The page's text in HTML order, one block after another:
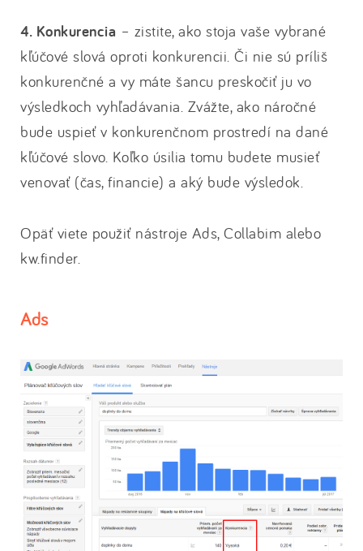
4. Konkurencia – zistite, ako stoja vaše vybrané
kľúčové slová oproti konkurencii. Či nie sú príliš
konkurenčné a vy máte šancu preskočiť ju vo
výsledkoch vyhľadávania. Zvážte, ako náročné
bude uspieť v konkurenčnom prostredí na dané
kľúčové slovo. Koľko úsilia tomu budete musieť
venovať (čas, financie) a aký bude výsledok.
Opäť viete použiť nástroje Ads, Collabim alebo
kw.finder.
Ads